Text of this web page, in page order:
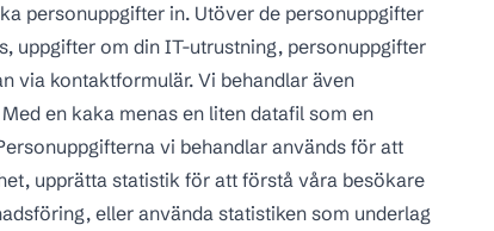
personuppgifter in. Utöver de personuppgifter
uppgifter om din IT-utrustning, personuppgifter
via kontaktformulär. Vi behandlar även
en kaka menas en liten datafil som en
vi behandlar används för att
upprätta statistik för att förstå våra besökare
eller använda statistiken som underlag